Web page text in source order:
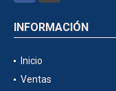
INFORMACIÓN
Inicio
Ventas